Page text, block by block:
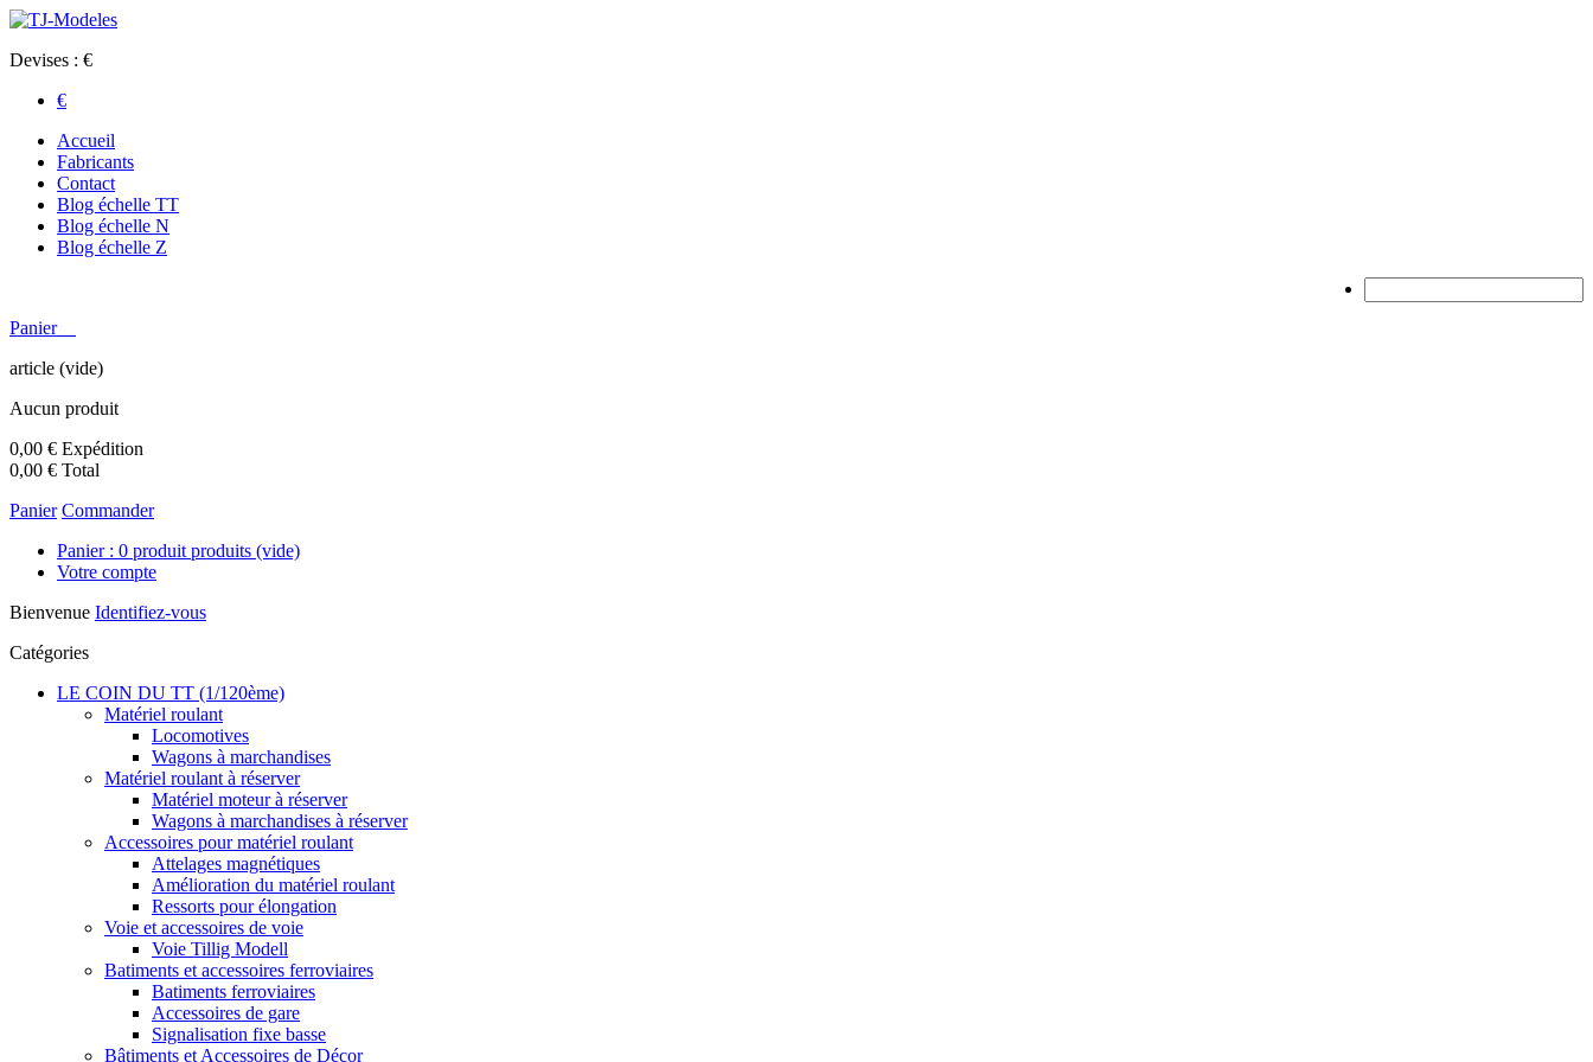
Devises : €
€
Accueil
Fabricants
Contact
Blog échelle TT
Blog échelle N
Blog échelle Z
Panier
article (vide)
Aucun produit
0,00 € Expédition
0,00 € Total
Panier Commander
Panier : 0 produit produits (vide)
Votre compte
Bienvenue Identifiez-vous
Catégories
LE COIN DU TT (1/120ème)
Matériel roulant
Locomotives
Wagons à marchandises
Matériel roulant à réserver
Matériel moteur à réserver
Wagons à marchandises à réserver
Accessoires pour matériel roulant
Attelages magnétiques
Amélioration du matériel roulant
Ressorts pour élongation
Voie et accessoires de voie
Voie Tillig Modell
Batiments et accessoires ferroviaires
Batiments ferroviaires
Accessoires de gare
Signalisation fixe basse
Bâtiments et Accessoires de Décor
En poursuivant votre navigation sur ce site, vous devez accepter l’utilisation et l'écriture de Cookies sur votre appareil connecté. Ces Cookies (petits fichiers texte) permettent de suivre votre